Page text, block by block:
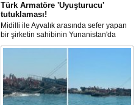
Türk Armatöre 'Uyuşturucu'
tutuklaması!
Midilli ile Ayvalık arasında sefer yapan
bir şirketin sahibinin Yunanistan'da
tutuklandığı bildirildi.